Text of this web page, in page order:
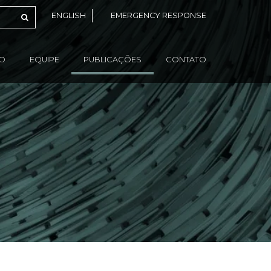
ENGLISH EMERGENCY RESPONSE
EQUIPE PUBLICAÇÕES CONTATO